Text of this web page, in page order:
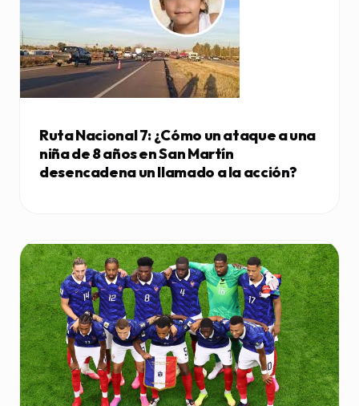
Ruta Nacional 7: ¿Cómo un ataque a una
niña de 8 años en San Martín
desencadena un llamado a la acción?